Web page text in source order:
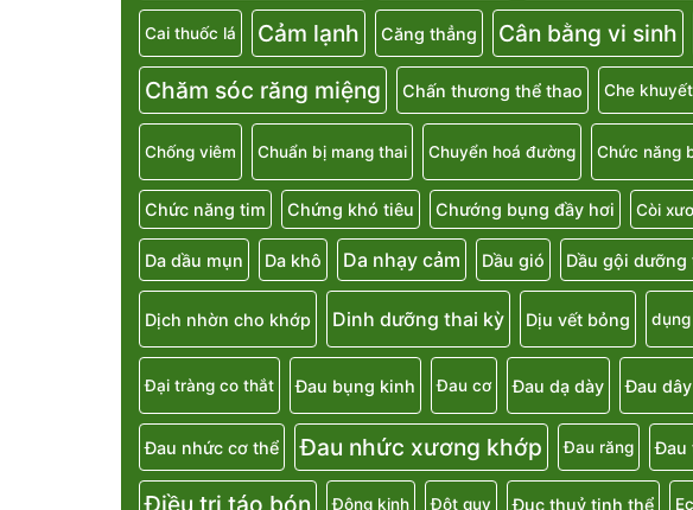
Cai thuốc lá Cảm lạnh Căng thẳng Cân bằng vi sinh
Chăm sóc răng miệng Chấn thương thể thao Che
Chống viêm Chuẩn bị mang thai Chuyển hoá đường Chức năng
Chức năng tim Chứng khó tiêu Chướng bụng đầy hơi Còi
Da dầu mụn Da khô Da nhạy cảm Dầu gió Dầu gội dưỡng
Dịch nhờn cho khớp Dinh dưỡng thai kỳ Dịu vết bỏng
Đại tràng co thắt Đau bụng kinh Đau cơ Đau dạ dày Đau
Đau nhức cơ thể Đau nhức xương khớp Đau răng Đau
Điều trị táo bón Động kinh Đột quỵ Đục thuỷ tinh thể